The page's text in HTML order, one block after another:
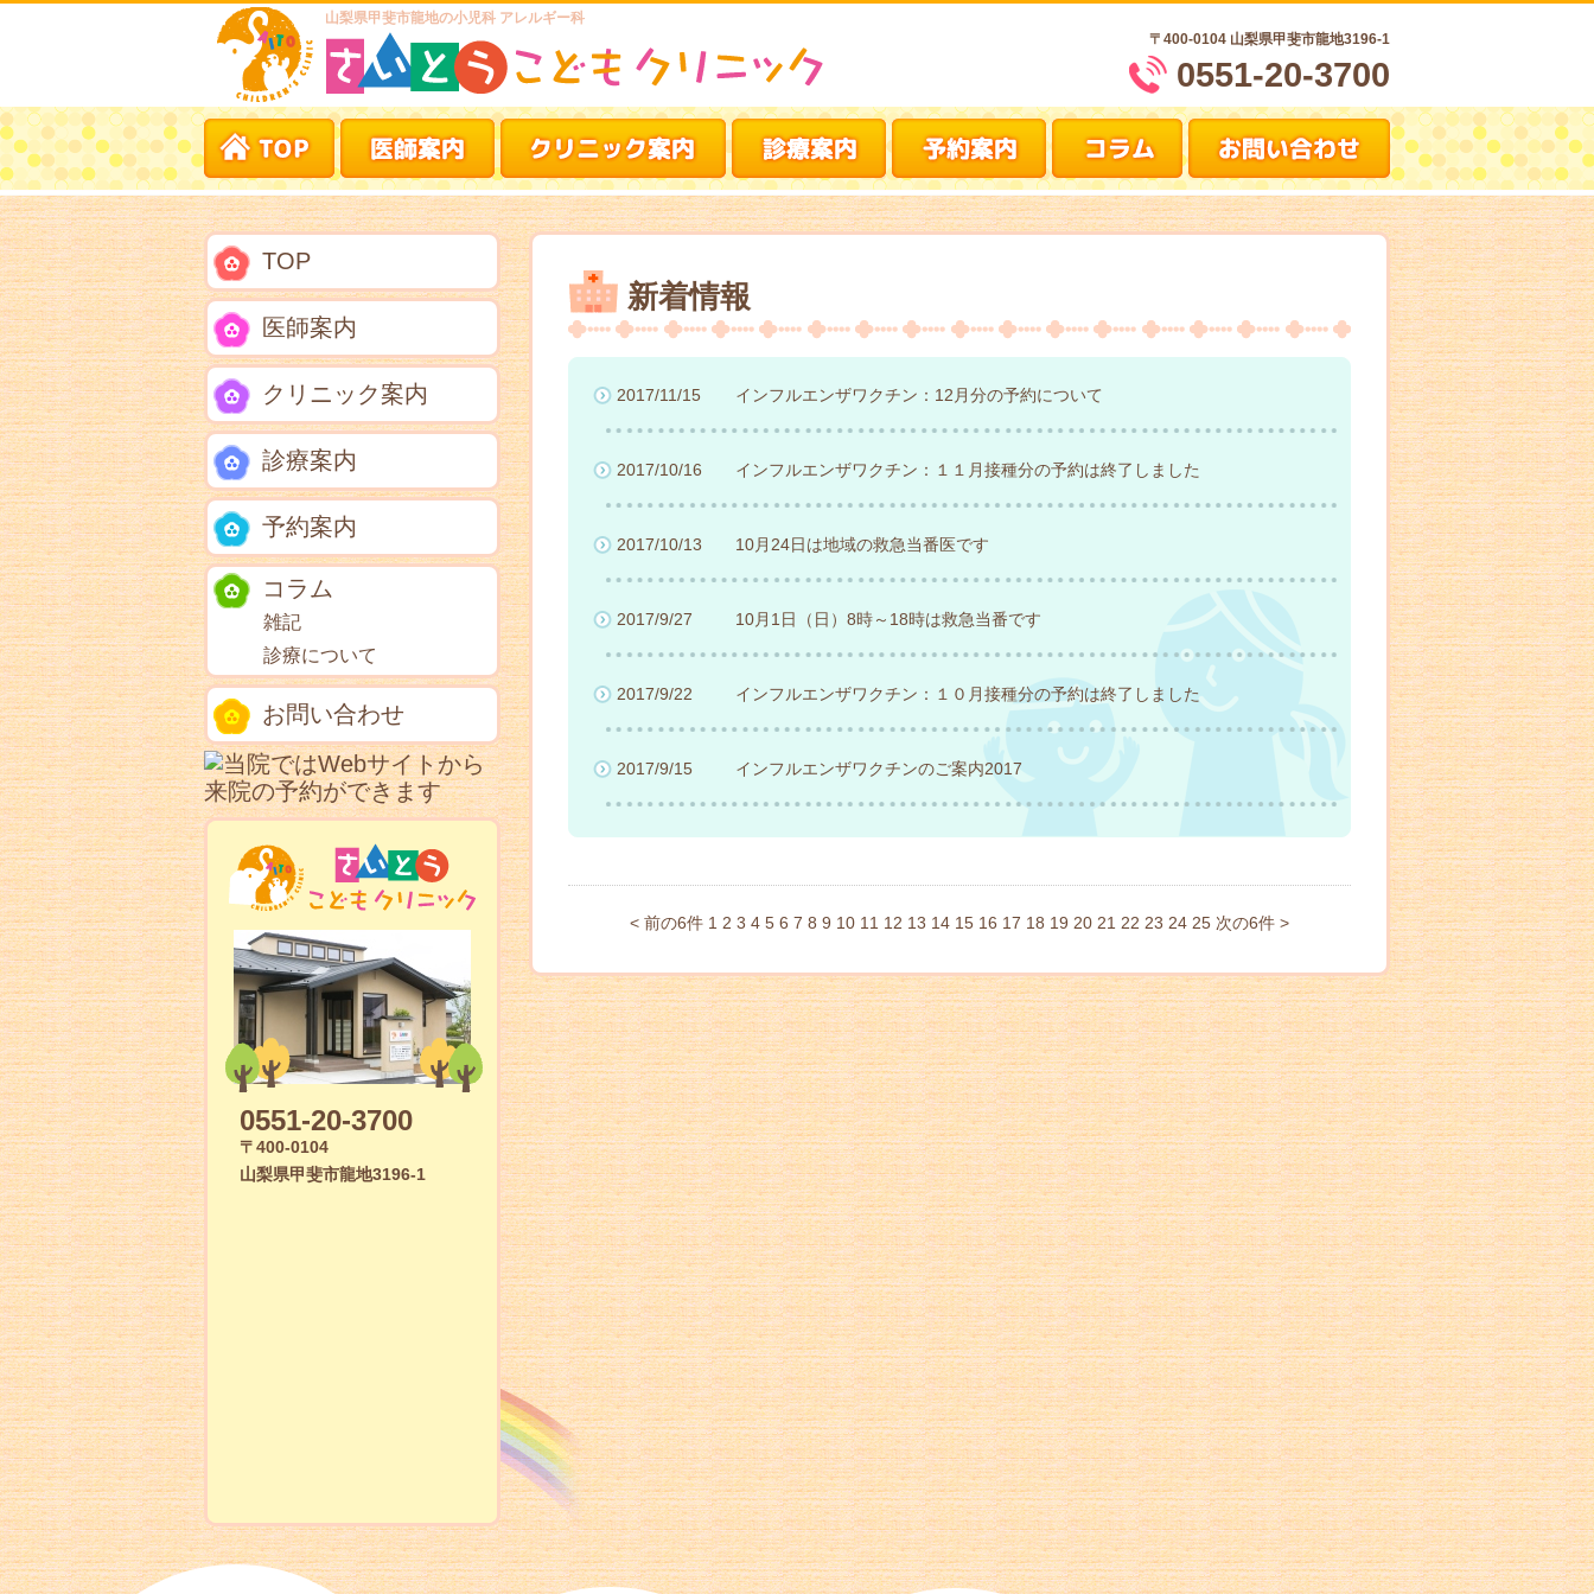
山梨県甲斐市龍地の小児科 アレルギー科
〒400-0104 山梨県甲斐市龍地3196-1
0551-20-3700
新着情報
2017/11/15 インフルエンザワクチン：12月分の予約について
2017/10/16 インフルエンザワクチン：１１月接種分の予約は終了しました
2017/10/13 10月24日は地域の救急当番医です
2017/9/27 10月1日（日）8時～18時は救急当番です
2017/9/22 インフルエンザワクチン：１０月接種分の予約は終了しました
2017/9/15 インフルエンザワクチンのご案内2017
< 前の6件 1 2 3 4 5 6 7 8 9 10 11 12 13 14 15 16 17 18 19 20 21 22 23 24 25 次の6件 >
TOP
医師案内
クリニック案内
診療案内
予約案内
コラム
雑記
診療について
お問い合わせ
0551-20-3700
〒400-0104
山梨県甲斐市龍地3196-1